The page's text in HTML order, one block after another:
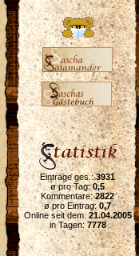
Einträge ges.:3931
ø pro Tag:0,5
Kommentare:2822
ø pro Eintrag:0,7
Online seit dem:21.04.2005
in Tagen:7778